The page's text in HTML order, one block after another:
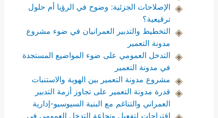
الإصلاحات الجزئية: وضوح في الرؤيا أم حلول
ترقيعية؟
التخطيط والتدبير العمرانيان في ضوء مشروع
مدونة التعمير
التدخل العمومي على ضوء المواضيع المستجدة
في مدونة التعمير
مشروع مدونة التعمير بين الهوية والاستنبات
قدرة مدونة التعمير على تجاوز أزمة التدبير
العمراني والتناغم مع البنية السيوسيو-إدارية
إقتراحات لتفعيل ونجاعة التدخل العمومي في